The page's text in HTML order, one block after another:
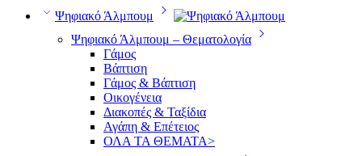
Ψηφιακό Άλμπουμ
Ψηφιακό Άλμπουμ – Θεματολογία
Γάμος
Βάπτιση
Γάμος & Βάπτιση
Οικογένεια
Διακοπές & Ταξίδια
Αγάπη & Επέτειος
ΟΛΑ ΤΑ ΘΕΜΑΤΑ>